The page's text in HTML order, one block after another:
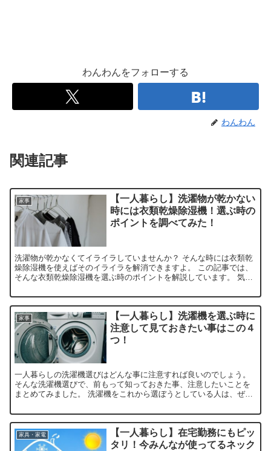
わんわんをフォローする
わんわん
関連記事
家事
【一人暮らし】洗濯物が乾かない
時には衣類乾燥除湿機！選ぶ時の
ポイントを調べてみた！
洗濯物が乾かなくてイライラしていませんか？ そんな時には衣類乾
燥除湿機を使えばそのイライラを解消できますよ。 この記事では、
そんな衣類乾燥除湿機を選ぶ時のポイントを解説しています。 気に
ひ読んでみてください。
家事
【一人暮らし】洗濯機を選ぶ時に
注意して見ておきたい事はこの４
つ！
一人暮らしの洗濯機選びはどんな事に注意すれば良いのでしょう。
そんな洗濯機選びで、前もって知っておきた事、注意したいことを
まとめてみました。 洗濯機をこれから選ぼうとしている人は、ぜひ
家具・家電
【一人暮らし】在宅勤務にもピッ
タリ！今みんなが使ってるネック